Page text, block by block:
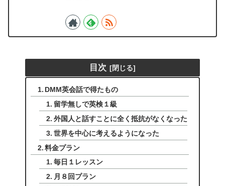
目次
DMM英会話で得たもの
留学無しで英検１級
外国人と話すことに全く抵抗がなくなった
世界を中心に考えるようになった
料金プラン
毎日１レッスン
月８回プラン